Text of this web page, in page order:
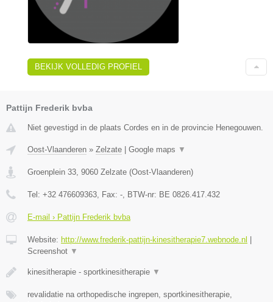
BEKIJK VOLLEDIG PROFIEL
Pattijn Frederik bvba
Niet gevestigd in de plaats Cordes en in de provincie Henegouwen.
Oost-Vlaanderen » Zelzate Google maps ▼
Groenplein 33 9060 Zelzate (Oost-Vlaanderen)
Tel: +32 476609363 , Fax: - , BTW-nr: BE 0826.417.432
E-mail › Pattijn Frederik bvba
Website: http://www.frederik-pattijn-kinesitherapie7.webnode.nl
Screenshot ▼
kinesitherapie - sportkinesitherapie ▼
revalidatie na orthopedische ingrepen, sportkinesitherapie,